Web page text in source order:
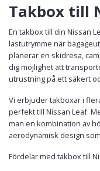
Takbox till
En takbox till din Nissan
lastutrymme när
planerar en skidresa,
dig möjlighet att
utrustning på ett säkert
Vi erbjuder takboxar i
perfekt till Nissan Leaf.
man en kombination av
aerodynamisk design
Fördelar med takbox till